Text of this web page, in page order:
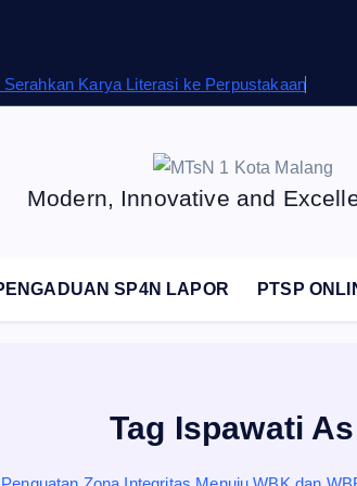
Karya Literasi ke Perpustakaan
Modern, Innovative and
SP4N LAPOR PTSP
Tag Ispawati